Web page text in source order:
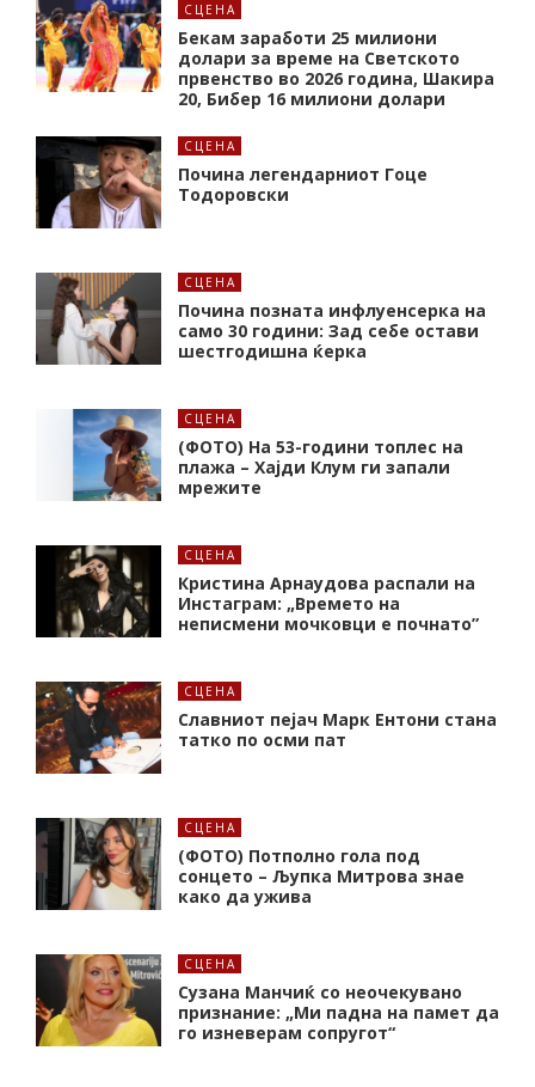
СЦЕНА
Бекам заработи 25 милиони
долари за време на Светското
првенство во 2026 година, Шакира
20, Бибер 16 милиони долари
СЦЕНА
Почина легендарниот Гоце
Тодоровски
СЦЕНА
Почина позната инфлуенсерка на
само 30 години: Зад себе остави
шестгодишна ќерка
СЦЕНА
(ФОТО) На 53-години топлес на
плажа – Хајди Клум ги запали
мрежите
СЦЕНА
Кристина Арнаудова распали на
Инстаграм: „Времето на
неписмени мочковци е почнато”
СЦЕНА
Славниот пејач Марк Ентони стана
татко по осми пат
СЦЕНА
(ФОТО) Потполно гола под
сонцето – Љупка Митрова знае
како да ужива
СЦЕНА
Сузана Манчиќ со неочекувано
признание: „Ми падна на памет да
го изневерам сопругот“